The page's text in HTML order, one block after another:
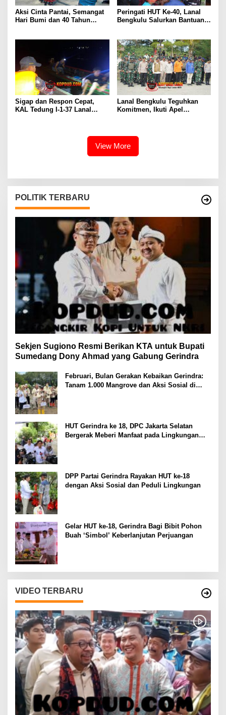
Aksi Cinta Pantai, Semangat
Hari Bumi dan 40 Tahun
Peringati HUT Ke-40, Lanal
Bengkulu Salurkan Bantuan
Sigap dan Respon Cepat,
KAL Tedung I-1-37 Lanal
Lanal Bengkulu Teguhkan
Komitmen, Ikuti Apel
View More
POLITIK TERBARU
Sekjen Sugiono Resmi Berikan KTA untuk Bupati
Sumedang Dony Ahmad yang Gabung Gerindra
Februari, Bulan Gerakan Kebaikan Gerindra:
Tanam 1.000 Mangrove dan Aksi Sosial di
HUT Gerindra ke 18, DPC Jakarta Selatan
Bergerak Meberi Manfaat pada Lingkungan
DPP Partai Gerindra Rayakan HUT ke-18
dengan Aksi Sosial dan Peduli Lingkungan
Gelar HUT ke-18, Gerindra Bagi Bibit Pohon
Buah ‘Simbol’ Keberlanjutan Perjuangan
VIDEO TERBARU